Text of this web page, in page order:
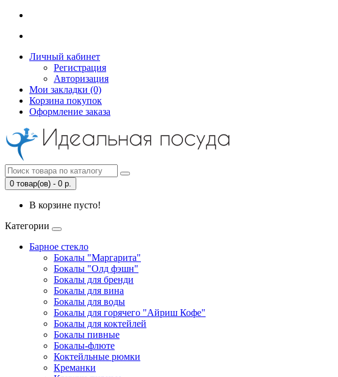
Личный кабинет
Регистрация
Авторизация
Мои закладки (0)
Корзина покупок
Оформление заказа
0 товар(ов) - 0 р.
В корзине пусто!
Категории
Барное стекло
Бокалы "Маргарита"
Бокалы "Олд фэшн"
Бокалы для бренди
Бокалы для вина
Бокалы для воды
Бокалы для горячего "Айриш Кофе"
Бокалы для коктейлей
Бокалы пивные
Бокалы-флюте
Коктейльные рюмки
Креманки